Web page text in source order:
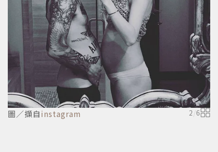
圖／擷自instagram 2/6